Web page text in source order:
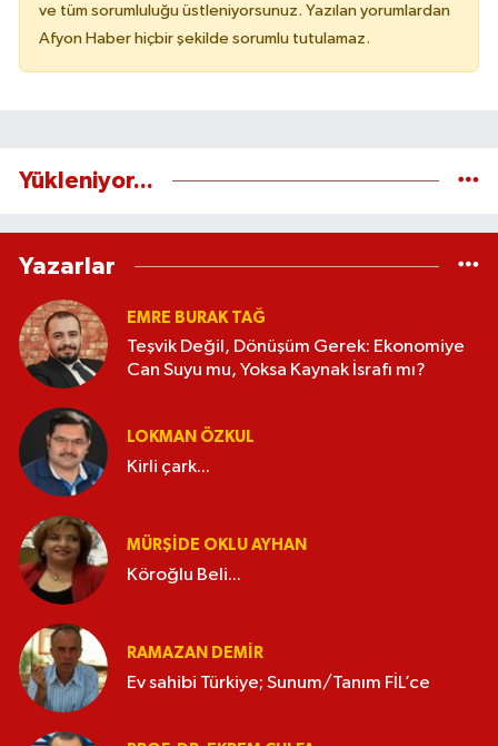
ve tüm sorumluluğu üstleniyorsunuz. Yazılan yorumlardan
Afyon Haber hiçbir şekilde sorumlu tutulamaz.
Yükleniyor...
Yazarlar
EMRE BURAK TAĞ
Teşvik Değil, Dönüşüm Gerek: Ekonomiye
Can Suyu mu, Yoksa Kaynak İsrafı mı?
LOKMAN ÖZKUL
Kirli çark...
MÜRŞIDE OKLU AYHAN
Köroğlu Beli...
RAMAZAN DEMİR
Ev sahibi Türkiye; Sunum/Tanım FİL’ce